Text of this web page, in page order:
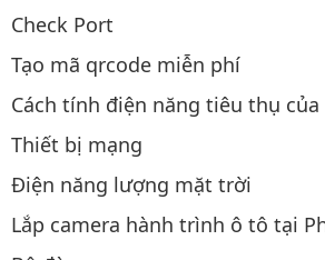
Check Port
Tạo mã qrcode miễn phí
Cách tính điện năng tiêu thụ của
Thiết bị mạng
Điện năng lượng mặt trời
Lắp camera hành trình ô tô tại